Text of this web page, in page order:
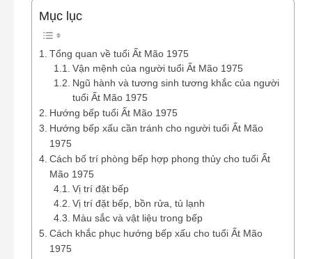
Mục lục
Tổng quan về tuổi Ất Mão 1975
Vận mệnh của người tuổi Ất Mão 1975
Ngũ hành và tương sinh tương khắc của người
tuổi Ất Mão 1975
Hướng bếp tuổi Ất Mão 1975
Hướng bếp xấu cần tránh cho người tuổi Ất Mão
1975
Cách bố trí phòng bếp hợp phong thủy cho tuổi Ất
Mão 1975
Vị trí đặt bếp
Vị trí đặt bếp, bồn rửa, tủ lạnh
Màu sắc và vật liệu trong bếp
Cách khắc phục hướng bếp xấu cho tuổi Ất Mão
1975